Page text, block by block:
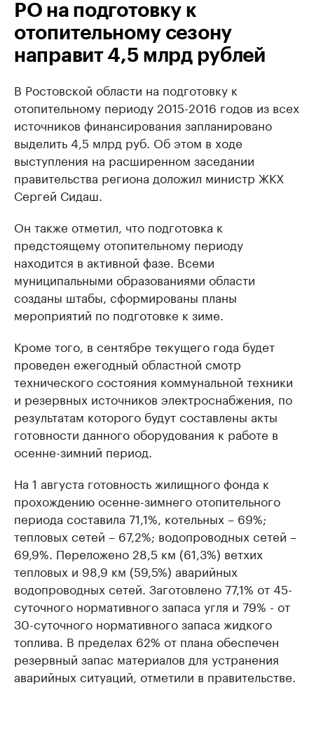
РО на подготовку к
отопительному сезону
направит 4,5 млрд рублей
В Ростовской области на подготовку к
отопительному периоду 2015-2016 годов из всех
источников финансирования запланировано
выделить 4,5 млрд руб. Об этом в ходе
выступления на расширенном заседании
правительства региона доложил министр ЖКХ
Сергей Сидаш.
Он также отметил, что подготовка к
предстоящему отопительному периоду
находится в активной фазе. Всеми
муниципальными образованиями области
созданы штабы, сформированы планы
мероприятий по подготовке к зиме.
Кроме того, в сентябре текущего года будет
проведен ежегодный областной смотр
технического состояния коммунальной техники
и резервных источников электроснабжения, по
результатам которого будут составлены акты
готовности данного оборудования к работе в
осенне-зимний период.
На 1 августа готовность жилищного фонда к
прохождению осенне-зимнего отопительного
периода составила 71,1%, котельных – 69%;
тепловых сетей – 67,2%; водопроводных сетей –
69,9%. Переложено 28,5 км (61,3%) ветхих
тепловых и 98,9 км (59,5%) аварийных
водопроводных сетей. Заготовлено 77,1% от 45-
суточного нормативного запаса угля и 79% - от
30-суточного нормативного запаса жидкого
топлива. В пределах 62% от плана обеспечен
резервный запас материалов для устранения
аварийных ситуаций, отметили в правительстве.